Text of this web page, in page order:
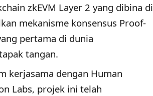
zkEVM Layer 2 yang dibina di
mekanisme konsensus Proof-
pertama di dunia
tangan.
kerjasama dengan Human
Labs, projek ini telah